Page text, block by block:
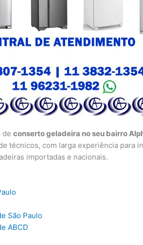
deconserto geladeira no seu bairro
técnicos, com larga experiência para
importadas e nacionais.
São Paulo
ABCD